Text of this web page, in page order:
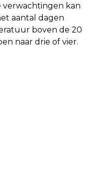
verwachtingen kan
aantal dagen
boven de 20
naar drie of vier.